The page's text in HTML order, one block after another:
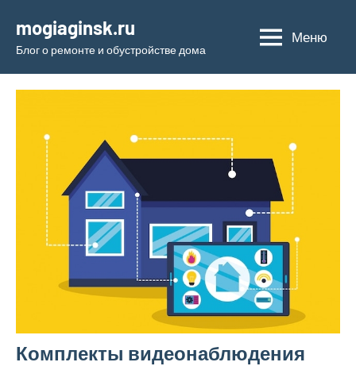
содержимому
mogiaginsk.ru
Блог о ремонте и обустройстве дома
Меню
Комплекты видеонаблюдения